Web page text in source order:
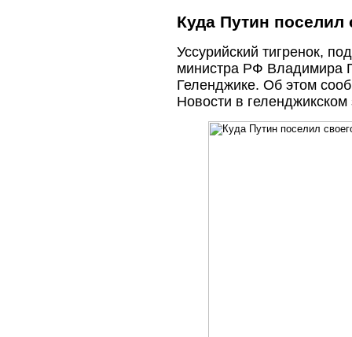
Куда Путин поселил
Уссурийский тигренок,
министра РФ Владимира
Геленджике. Об этом
Новости в